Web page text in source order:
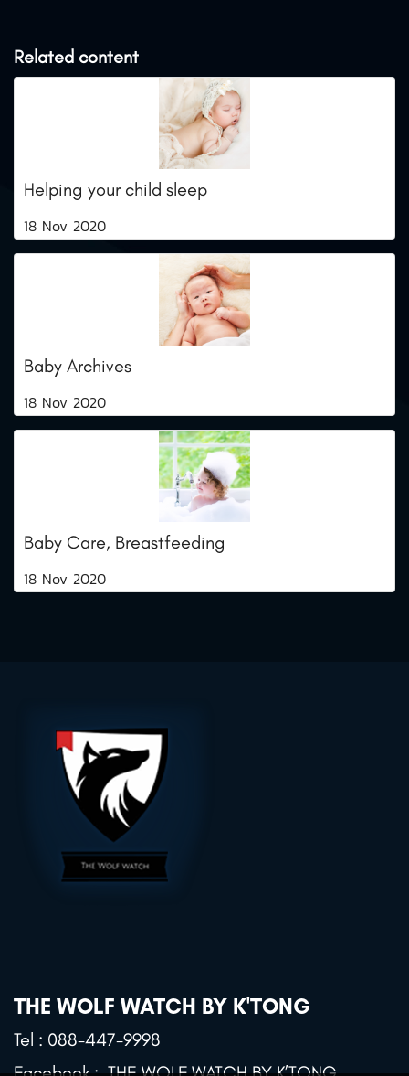
Related content
Helping your child sleep
18 Nov 2020
Baby Archives
18 Nov 2020
Baby Care, Breastfeeding
18 Nov 2020
THE WOLF WATCH BY K'TONG
Tel : 088-447-9998